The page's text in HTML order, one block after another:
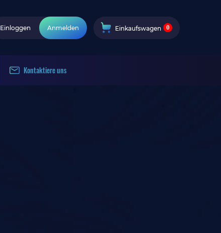
Einloggen Anmelden Einkaufswagen 0
Kontaktiere uns